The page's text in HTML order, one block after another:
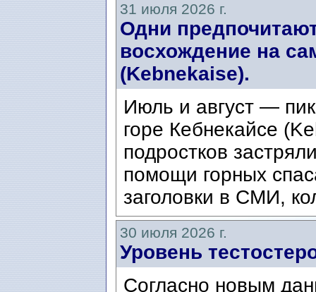
31 июля 2026 г.
Одни
восхождение на
(Kebnekaise).
Июль и август — пик
горе Кебнекайсе
подростков
помощи горных
заголовки в СМИ,
30 июля 2026 г.
Уровень
Согласно новым